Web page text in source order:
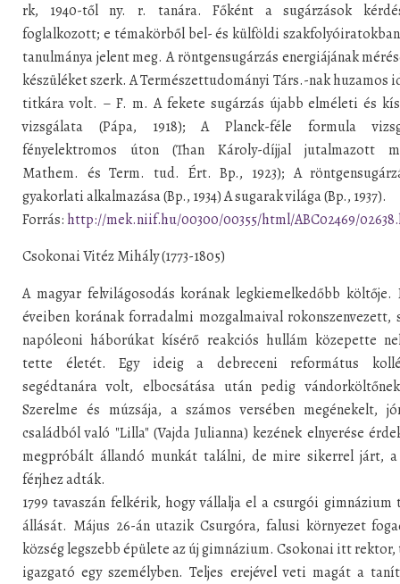
rk, 1940-től ny. r. tanára. Főként a sugárzások
foglalkozott; e témakörből bel- és külföldi
tanulmánya jelent meg. A röntgensugárzás energiájának
készüléket szerk. A Természettudományi Társ.-nak huzamos
titkára volt. – F. m. A fekete sugárzás újabb elméleti és
vizsgálata (Pápa, 1918); A Planck-féle formula
fényelektromos úton (Than Károly-díjjal jutalmazott
Mathem. és Term. tud. Ért. Bp., 1923); A
gyakorlati alkalmazása (Bp., 1934) A sugarak világa (Bp., 1937).
Forrás: http://mek.niif.hu/00300/00355/html/ABC02469/
Csokonai Vitéz Mihály (1773-1805)
A magyar felvilágosodás korának legkiemelkedőbb költője.
éveiben korának forradalmi mozgalmaival rokonszenvezett,
napóleoni háborúkat kísérő reakciós hullám közepette
tette életét. Egy ideig a debreceni református
segédtanára volt, elbocsátása után pedig
Szerelme és múzsája, a számos versében megénekelt,
családból való "Lilla" (Vajda Julianna) kezének elnyerése
megpróbált állandó munkát találni, de mire sikerrel járt,
férjhez adták.
1799 tavaszán felkérik, hogy vállalja el a csurgói gimnázium
állását. Május 26-án utazik Csurgóra, falusi környezet
község legszebb épülete az új gimnázium. Csokonai itt rektor,
igazgató egy személyben. Teljes erejével veti magát a